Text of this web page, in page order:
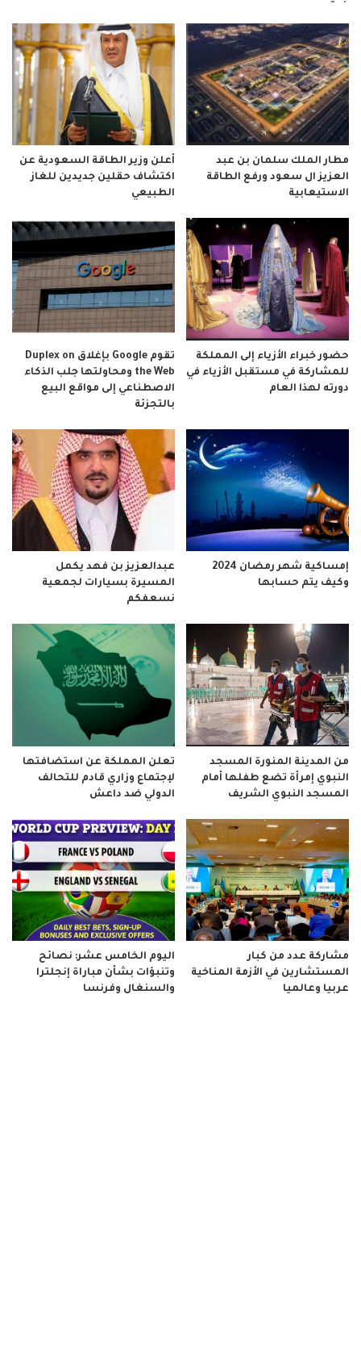
مطار الملك سلمان بن عبد
العزيز ال سعود ورفع الطاقة
الاستيعابية
أعلن وزير الطاقة السعودية عن
اكتشاف حقلين جديدين للغاز
الطبيعي
حضور خبراء الأزياء إلى المملكة
للمشاركة في مستقبل الأزياء في
دورته لهذا العام
تقوم Google بإغلاق Duplex on
the Web ومحاولتها جلب الذكاء
الاصطناعي إلى مواقع البيع
بالتجزئة
إمساكية شهر رمضان 2024
وكيف يتم حسابها
عبدالعزيز بن فهد يكمل
المسيرة بسيارات لجمعية
نسعفكم
من المدينة المنورة المسجد
النبوي إمرأة تضع طفلها أمام
المسجد النبوي الشريف
تعلن المملكة عن استضافتها
لإجتماع وزاري قادم للتحالف
الدولي ضد داعش
مشاركة عدد من كبار
المستشارين في الأزمة المناخية
عربيا وعالميا
اليوم الخامس عشر: نصائح
وتنبؤات بشأن مباراة إنجلترا
والسنغال وفرنسا